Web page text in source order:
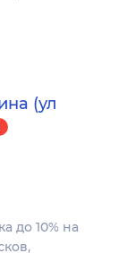
(ул
до 10% на